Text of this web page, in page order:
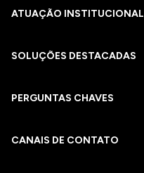
ATUAÇÃO INSTITUCIONAL
SOLUÇÕES DESTACADAS
PERGUNTAS CHAVES​
CANAIS DE CONTATO